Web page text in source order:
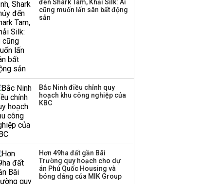
thêm 8.000 con, đã
đến Shark Tam, Khải Silk: Ai
cũng muốn lấn sân bất động
sản
Bắc Ninh điều chỉnh quy
hoạch khu công nghiệp của
KBC
Hơn 49ha đất gần Bãi
Trường quy hoạch cho dự
án Phú Quốc Housing và
bóng dáng của MIK Group